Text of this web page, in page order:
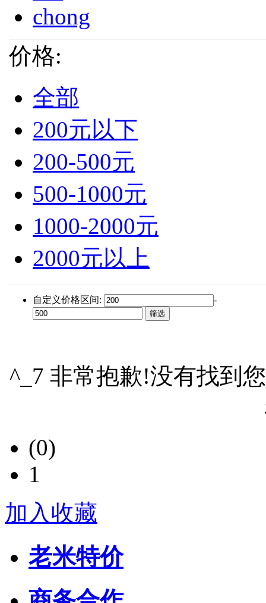
chong
价格:
全部
200元以下
200-500元
500-1000元
1000-2000元
2000元以上
自定义价格区间: -
^_7 非常抱歉!没有找到
(0)
1
加入收藏
老米特价